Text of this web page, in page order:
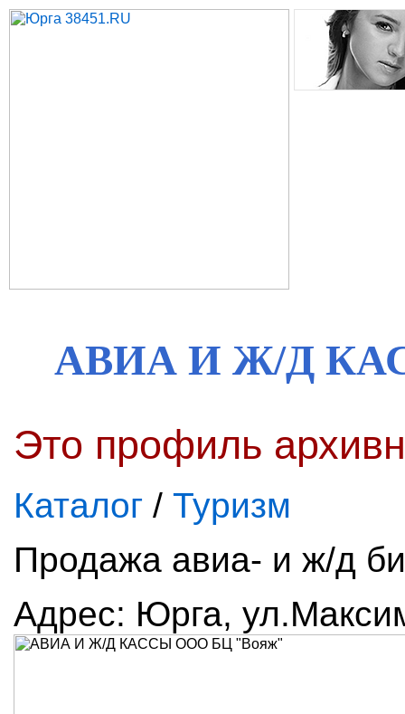
АВИА И Ж/Д
Это профиль
Каталог / Туризм
Продажа авиа- и ж/д
Адрес: Юрга,